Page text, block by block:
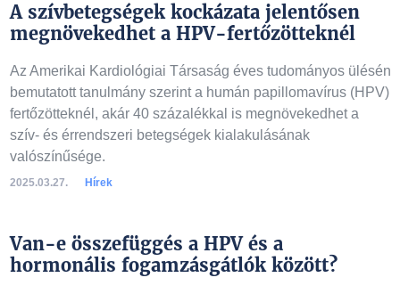
A szívbetegségek kockázata jelentősen
megnövekedhet a HPV-fertőzötteknél
Az Amerikai Kardiológiai Társaság éves tudományos ülésén
bemutatott tanulmány szerint a humán papillomavírus (HPV)
fertőzötteknél, akár 40 százalékkal is megnövekedhet a
szív- és érrendszeri betegségek kialakulásának
valószínűsége.
2025.03.27. Hírek
Van-e összefüggés a HPV és a
hormonális fogamzásgátlók között?